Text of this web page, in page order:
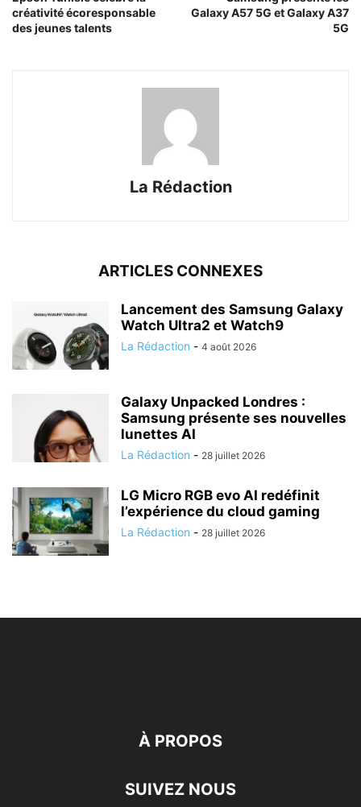
créativité écoresponsable
des jeunes talents
Galaxy A57 5G et Galaxy A37
5G
La Rédaction
ARTICLES CONNEXES
Lancement des Samsung Galaxy
Watch Ultra2 et Watch9
La Rédaction - 4 août 2026
Galaxy Unpacked Londres :
Samsung présente ses nouvelles
lunettes AI
La Rédaction - 28 juillet 2026
LG Micro RGB evo AI redéfinit
l’expérience du cloud gaming
La Rédaction - 28 juillet 2026
À PROPOS
SUIVEZ NOUS